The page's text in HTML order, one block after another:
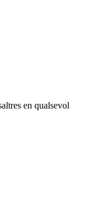
en qualsevol